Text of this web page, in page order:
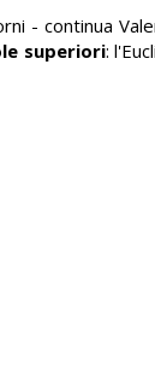
- continua
superiori: